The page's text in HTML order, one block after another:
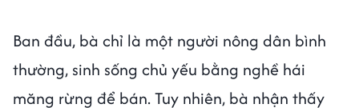
Ban đầu, bà chỉ là một người nông dân bình
thường, sinh sống chủ yếu bằng nghề hái
măng rừng để bán. Tuy nhiên, bà nhận thấy